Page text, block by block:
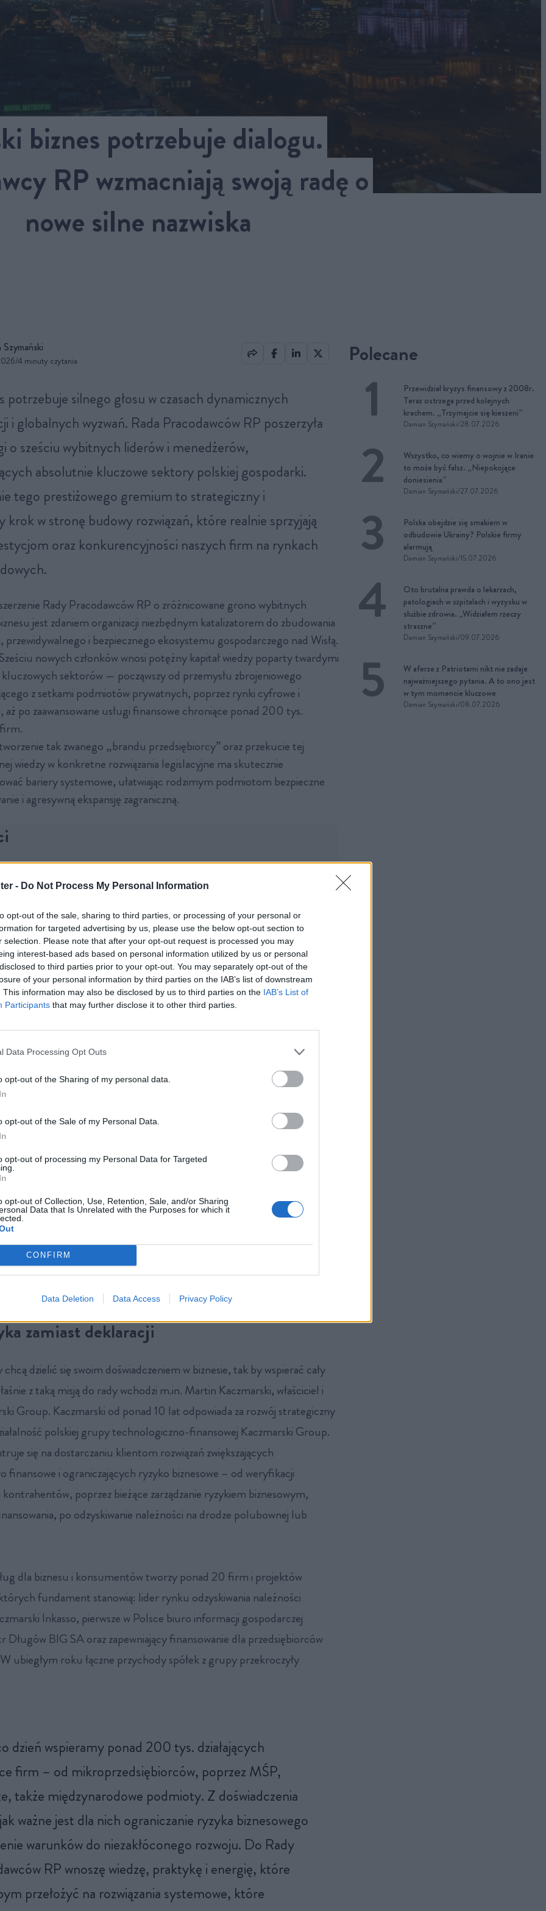
- Do Not Process My Personal Information
opt-out of the sale, sharing to third parties, or processing of your personal or
for targeted advertising by us, please use the below opt-out section to
selection. Please note that after your opt-out request is processed you may
interest-based ads based on personal information utilized by us or personal
to third parties prior to your opt-out. You may separately opt-out of the
of your personal information by third parties on the IAB’s list of downstream
This information may also be disclosed by us to third parties on the IAB’s List of
Participants that may further disclose it to other third parties.
Data Processing Opt Outs
opt-out of the Sharing of my personal data.
opt-out of the Sale of my Personal Data.
opt-out of processing my Personal Data for Targeted
opt-out of Collection, Use, Retention, Sale, and/or Sharing
Data that Is Unrelated with the Purposes for which it
CONFIRM
Data Deletion Data Access Privacy Policy
biznes potrzebuje dialogu.
RP wzmacniają swoją radę o
nowe silne nazwiska
Szymański
/4 minuty czytania
i globalnych wyzwań. Rada Pracodawców RP poszerzyła
o sześciu wybitnych liderów i menedżerów,
absolutnie kluczowe sektory polskiej gospodarki.
tego prestiżowego gremium to strategiczny i
krok w stronę budowy rozwiązań, które realnie sprzyjają
oraz konkurencyjności naszych firm na rynkach
Rady Pracodawców RP o zróżnicowane grono wybitnych
jest zdaniem organizacji niezbędnym katalizatorem do zbudowania
przewidywalnego i bezpiecznego ekosystemu gospodarczego nad Wisłą.
Sześciu nowych członków wnosi potężny kapitał wiedzy poparty twardymi
sektorów — począwszy od przemysłu zbrojeniowego
z setkami podmiotów prywatnych, poprzez rynki cyfrowe i
aż po zaawansowane usługi finansowe chroniące ponad 200 tys.
tak zwanego „brandu przedsiębiorcy” oraz przekucie tej
wiedzy w konkretne rozwiązania legislacyjne ma skutecznie
bariery systemowe, ułatwiając rodzimym podmiotom bezpieczne
i agresywną ekspansję zagraniczną.
zamiast deklaracji
zbrojeniowe i zarządzanie ryzykiem
silnego „brandu przedsiębiorcy”
zaznaczając, że do Rady dołączają ludzie o gigantycznym dorobku
ugruntowanym zarówno w kraju, jak i poza jego granicami. To
praktyczne spojrzenie na gospodarkę ma przełamać dotychczasowe
i wnieść zupełnie nową energię do pracy nad stabilnością otoczenia
zamiast deklaracji
dzielić się swoim doświadczeniem w biznesie, tak by wspierać cały
z taką misją do rady wchodzi m.in. Martin Kaczmarski, właściciel i
Group. Kaczmarski od ponad 10 lat odpowiada za rozwój strategiczny
polskiej grupy technologiczno-finansowej Kaczmarski Group.
się na dostarczaniu klientom rozwiązań zwiększających
finansowe i ograniczających ryzyko biznesowe – od weryfikacji
poprzez bieżące zarządzanie ryzykiem biznesowym,
po odzyskiwanie należności na drodze polubownej lub
dla biznesu i konsumentów tworzy ponad 20 firm i projektów
fundament stanowią: lider rynku odzyskiwania należności
Inkasso, pierwsze w Polsce biuro informacji gospodarczej
Długów BIG SA oraz zapewniający finansowanie dla przedsiębiorców
ubiegłym roku łączne przychody spółek z grupy przekroczyły
dzień wspieramy ponad 200 tys. działających
firm – od mikroprzedsiębiorców, poprzez MŚP,
także międzynarodowe podmioty. Z doświadczenia
ważne jest dla nich ograniczanie ryzyka biznesowego
warunków do niezakłóconego rozwoju. Do Rady
RP wnoszę wiedzę, praktykę i energię, które
przełożyć na rozwiązania systemowe, które
Polecane
Przewidział kryzys finansowy z 2008r.
Teraz ostrzega przed kolejnych
krachem. „Trzymajcie się kieszeni”
Damian Szymański/28.07.2026
Wszystko, co wiemy o wojnie w Iranie
to może być fałsz. „Niepokojące
doniesienia”
Damian Szymański/27.07.2026
Polska obejdzie się smakiem w
odbudowie Ukrainy? Polskie firmy
alarmują
Damian Szymański/15.07.2026
Oto brutalna prawda o lekarzach,
patologiach w szpitalach i wyzysku w
służbie zdrowia. „Widziałem rzeczy
straszne”
Damian Szymański/09.07.2026
W aferze z Patriotami nikt nie zadaje
najważniejszego pytania. A to ono jest
w tym momencie kluczowe
Damian Szymański/08.07.2026